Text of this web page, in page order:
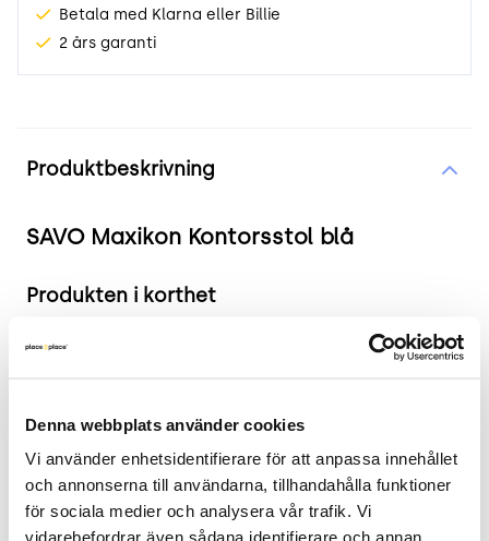
Denna webbplats använder cookies
Vi använder enhetsidentifierare för att anpassa innehållet
och annonserna till användarna, tillhandahålla funktioner
för sociala medier och analysera vår trafik. Vi
vidarebefordrar även sådana identifierare och annan
Betala med Klarna eller Billie
2 års garanti
Produktbeskrivning
SAVO Maxikon Kontorsstol blå
Produkten i korthet
Färg och material: Blå
Skick: 4/5
2 års garanti
Mer om produkten